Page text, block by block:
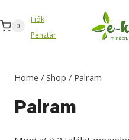
to
content
0
Fiók
Pénztár
Home / Shop / Palram
Palram